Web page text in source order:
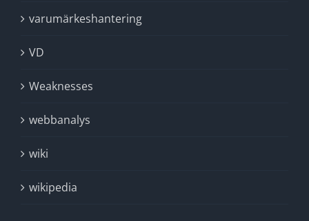
varumärkeshantering
VD
Weaknesses
webbanalys
wiki
wikipedia